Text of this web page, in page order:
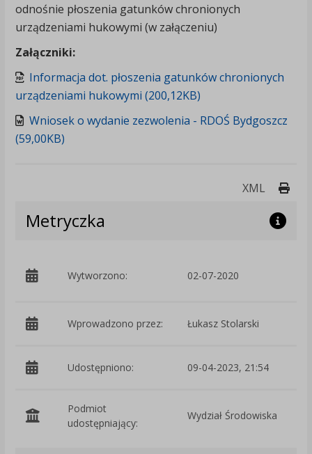
odnośnie płoszenia gatunków chronionych
urządzeniami hukowymi (w załączeniu)
Załączniki:
Informacja dot. płoszenia gatunków chronionych
urządzeniami hukowymi (200,12KB)
Wniosek o wydanie zezwolenia - RDOŚ Bydgoszcz
(59,00KB)
XML
Metryczka
Wytworzono: 02-07-2020
Wprowadzono przez: Łukasz Stolarski
Udostępniono: 09-04-2023, 21:54
Podmiot
udostępniający:
Wydział Środowiska